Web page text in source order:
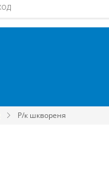
Р/к шквореня